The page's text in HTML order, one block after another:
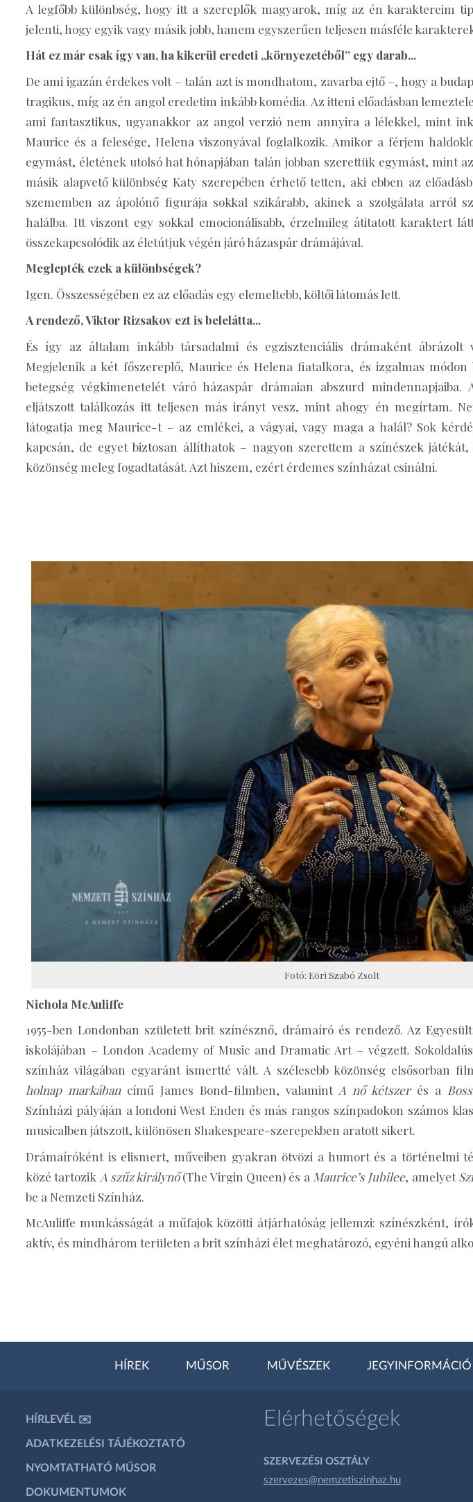
A legfőbb különbség, hogy itt a szereplők magyarok, míg az én karaktereim
jelenti, hogy egyik vagy másik jobb, hanem egyszerűen teljesen másféle
Hát ez már csak így van, ha kikerül eredeti „környezetéből” egy darab...
De ami igazán érdekes volt – talán azt is mondhatom, zavarba ejtő –, hogy a
tragikus, míg az én angol eredetim inkább komédia. Az itteni előadásban
ami fantasztikus, ugyanakkor az angol verzió nem annyira a lélekkel, mint
Maurice és a felesége, Helena viszonyával foglalkozik. Amikor a férjem
egymást, életének utolsó hat hónapjában talán jobban szerettük egymást, mint
másik alapvető különbség Katy szerepében érhető tetten, aki ebben az
szememben az ápolónő figurája sokkal szikárabb, akinek a szolgálata arról
halálba. Itt viszont egy sokkal emocionálisabb, érzelmileg átitatott karaktert
összekapcsolódik az életútjuk végén járó házaspár drámájával.
Meglepték ezek a különbségek?
Igen. Összességében ez az előadás egy elemeltebb, költői látomás lett.
A rendező, Viktor Rizsakov ezt is belelátta...
És így az általam inkább társadalmi és egzisztenciális drámaként ábrázolt
Megjelenik a két főszereplő, Maurice és Helena fiatalkora, és izgalmas
betegség végkimenetelét váró házaspár drámaian abszurd
eljátszott találkozás itt teljesen más irányt vesz, mint ahogy én megírtam.
látogatja meg Maurice-t – az emlékei, a vágyai, vagy maga a halál? Sok
kapcsán, de egyet biztosan állíthatok – nagyon szerettem a színészek
közönség meleg fogadtatását. Azt hiszem, ezért érdemes színházat csinálni.
Fotó: Eöri Szabó Zsolt
Nichola McAuliffe
1955-ben Londonban született brit színésznő, drámaíró és rendező. Az
iskolájában – London Academy of Music and Dramatic Art – végzett.
színház világában egyaránt ismertté vált. A szélesebb közönség elsősorban
holnap markábancímű James Bond-filmben, valamint A nő kétszerés a
Színházi pályáján a londoni West Enden és más rangos színpadokon számos
musicalben játszott, különösen Shakespeare-szerepekben aratott sikert.
Drámaíróként is elismert, műveiben gyakran ötvözi a humort és a történelmi
közé tartozik A szűz királynő(The Virgin Queen) és a Maurice’s Jubilee, amelyet
be a Nemzeti Színház.
McAuliffe munkásságát a műfajok közötti átjárhatóság jellemzi: színészként,
aktív, és mindhárom területen a brit színházi élet meghatározó, egyéni hangú
HÍREK MŰSOR MŰVÉSZEK JEGYINFORMÁCIÓ
HÍRLEVÉL ✉️
ADATKEZELÉSI TÁJÉKOZTATÓ
NYOMTATHATÓ MŰSOR
DOKUMENTUMOK
Elérhetőségek
SZERVEZÉSI OSZTÁLY
szervezes@nemzetiszinhaz.hu